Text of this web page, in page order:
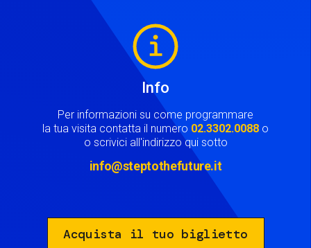
Info
Per informazioni su come programmare
la tua visita contatta il numero 02.3302.0088 o
o scrivici all'indirizzo qui sotto
info@steptothefuture.it
Acquista il tuo biglietto